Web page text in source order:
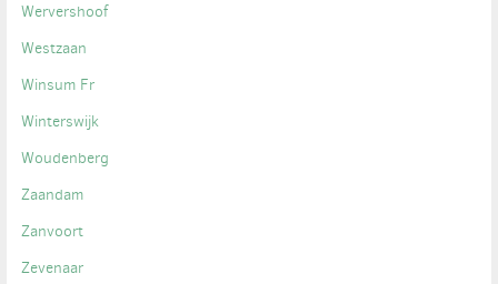
Wervershoof
Westzaan
Winsum Fr
Winterswijk
Woudenberg
Zaandam
Zanvoort
Zevenaar